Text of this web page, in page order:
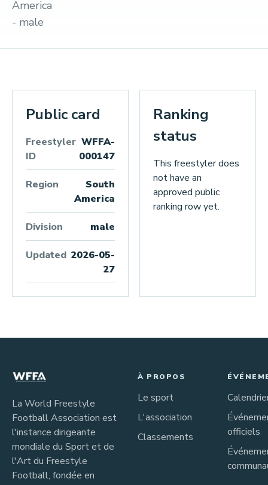
America
- male
Public card
Freestyler
ID
WFFA-
000147
Region
South
America
Division male
Updated 2026-05-
27
Ranking
status
This freestyler does
not have an
approved public
ranking row yet.
La World Freestyle
Football Association est
l'instance dirigeante
mondiale du Sport et de
l'Art du Freestyle
Football, fondée en
À PROPOS
Le sport
L'association
Classements
officiels